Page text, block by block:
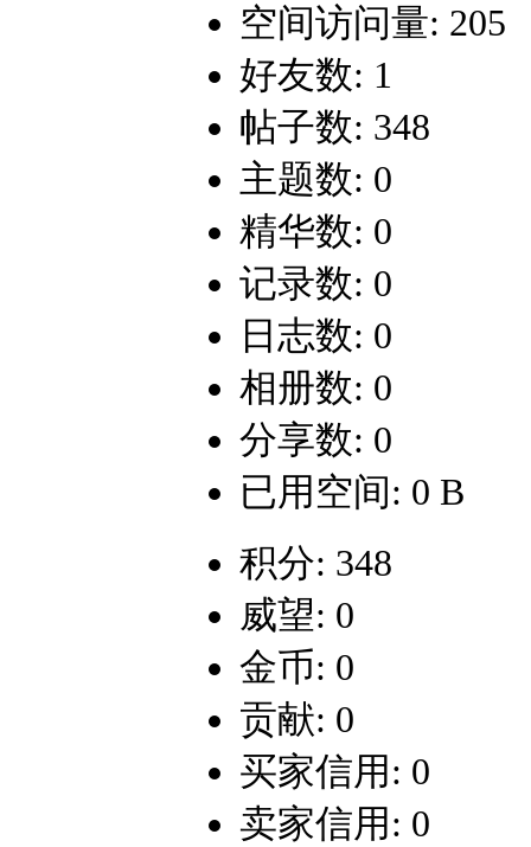
空间访问量: 205
好友数: 1
帖子数: 348
主题数: 0
精华数: 0
记录数: 0
日志数: 0
相册数: 0
分享数: 0
已用空间: 0 B
积分: 348
威望: 0
金币: 0
贡献: 0
买家信用: 0
卖家信用: 0